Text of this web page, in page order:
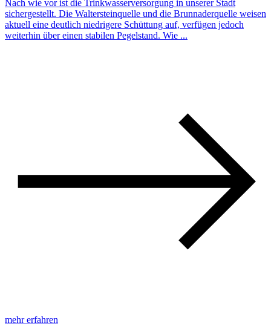
Nach wie vor ist die Trinkwasserversorgung in unserer Stadt
sichergestellt. Die Waltersteinquelle und die Brunnaderquelle weisen
aktuell eine deutlich niedrigere Schüttung auf, verfügen jedoch
weiterhin über einen stabilen Pegelstand. Wie ...
mehr erfahren